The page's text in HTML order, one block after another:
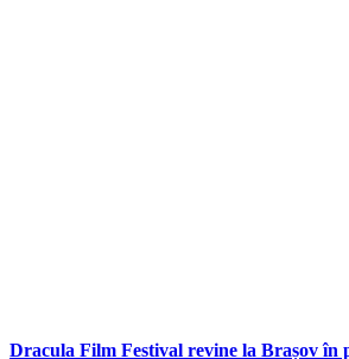
Dracula Film Festival revine la Brașov în